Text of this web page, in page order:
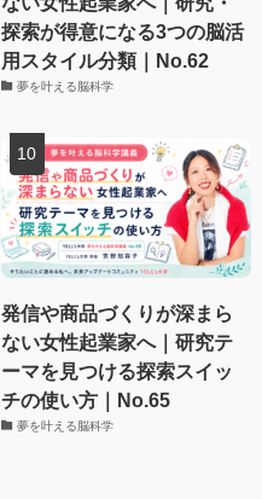
探索が得意になる3つの脳活
用スタイル分類｜No.62
夢を叶える脳科学
発信や商品づくりが深まら
ない女性起業家へ｜研究テ
ーマを見つける探索スイッ
チの使い方｜No.65
夢を叶える脳科学